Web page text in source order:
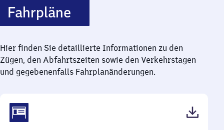
Fahrpläne
Hier finden Sie detaillierte Informationen zu den
Zügen, den Abfahrtszeiten sowie den Verkehrstagen
und gegebenenfalls Fahrplanänderungen.